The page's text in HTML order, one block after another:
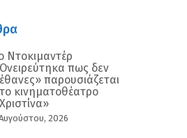
Ντοκιμαντέρ
πως δεν
παρουσιάζεται
κινηματοθέατρο
2026